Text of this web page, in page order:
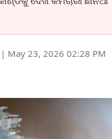
May 23, 2026 02:28 PM